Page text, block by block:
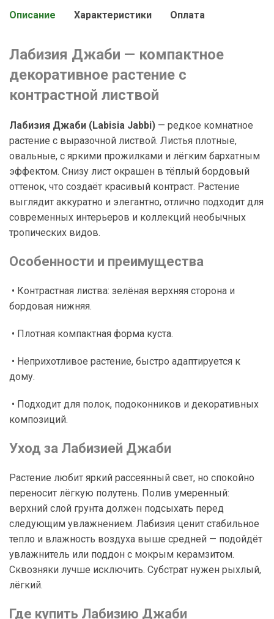
Описание Характеристики Оплата
Лабизия Джаби — компактное
декоративное растение с
контрастной листвой
Лабизия Джаби (Labisia Jabbi) — редкое комнатное
растение с выразочной листвой. Листья плотные,
овальные, с яркими прожилками и лёгким бархатным
эффектом. Снизу лист окрашен в тёплый бордовый
оттенок, что создаёт красивый контраст. Растение
выглядит аккуратно и элегантно, отлично подходит для
современных интерьеров и коллекций необычных
тропических видов.
Особенности и преимущества
• Контрастная листва: зелёная верхняя сторона и
бордовая нижняя.
• Плотная компактная форма куста.
• Неприхотливое растение, быстро адаптируется к
дому.
• Подходит для полок, подоконников и декоративных
композиций.
Уход за Лабизией Джаби
Растение любит яркий рассеянный свет, но спокойно
переносит лёгкую полутень. Полив умеренный:
верхний слой грунта должен подсыхать перед
следующим увлажнением. Лабизия ценит стабильное
тепло и влажность воздуха выше средней — подойдёт
увлажнитель или поддон с мокрым керамзитом.
Сквозняки лучше исключить. Субстрат нужен рыхлый,
лёгкий.
Где купить Лабизию Джаби